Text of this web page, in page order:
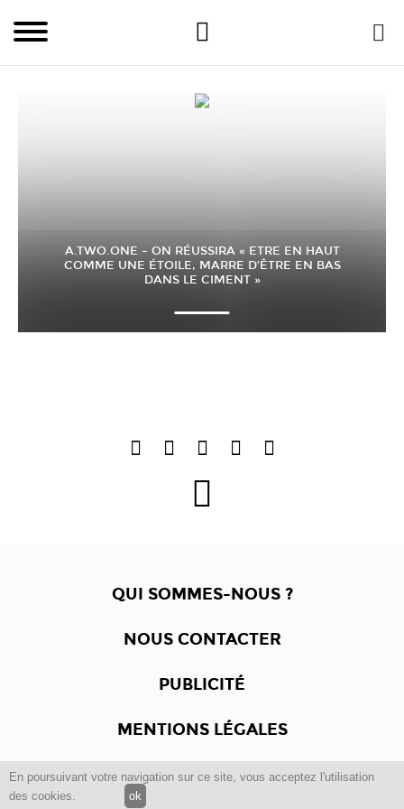
En poursuivant votre navigation sur ce site, vous acceptez l'utilisation
des cookies.
ok
A.TWO.ONE – ON RÉUSSIRA « ETRE EN HAUT
COMME UNE ÉTOILE, MARRE D’ÊTRE EN BAS
DANS LE CIMENT »
QUI SOMMES-NOUS ?
NOUS CONTACTER
PUBLICITÉ
MENTIONS LÉGALES
Copyright © 2012 -2017Dewalgo- Tous droits réservés.